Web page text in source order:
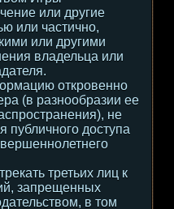
или другие
или частично,
или другими
владельца или
откровенно
(в разнообразии ее
не
публичного доступа
третьих лиц к
запрещенных
в том